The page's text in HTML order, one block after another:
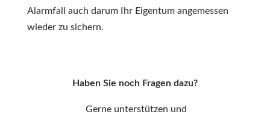
Alarmfall auch darum Ihr Eigentum angemessen
wieder zu sichern.
Haben Sie noch Fragen dazu?
Gerne unterstützen und